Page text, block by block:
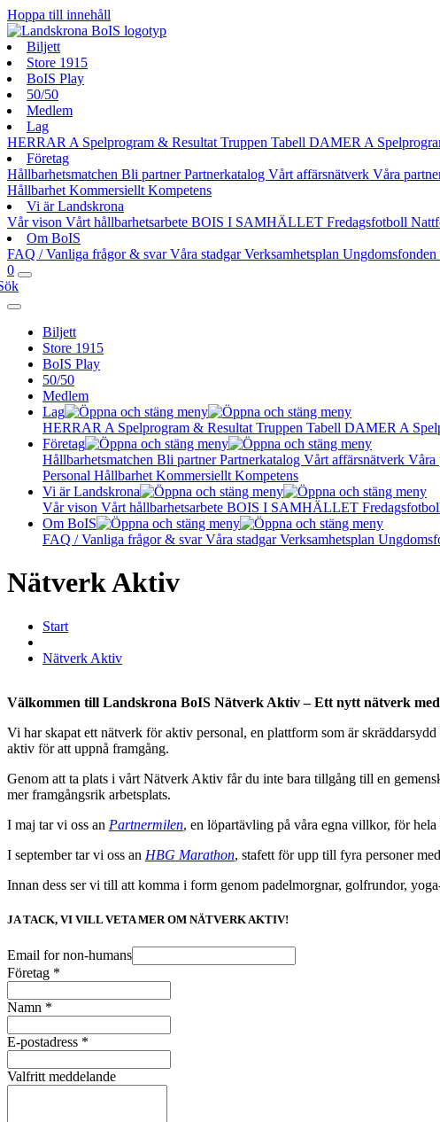
Hoppa till innehåll
Biljett
Store 1915
BoIS Play
50/50
Medlem
Lag
HERRAR A Spelprogram & Resultat Truppen Tabell DAMER A
Företag
Hållbarhetsmatchen Bli partnerPartnerkatalog Vårt affärsnätverk Våra
Hållbarhet Kommersiellt Kompetens
Vi är Landskrona
Vår vison Vårt hållbarhetsarbete BOIS I SAMHÄLLET Fredagsfotboll
Om BoIS
FAQ / Vanliga frågor & svarVåra stadgarVerksamhetsplan Ungdomsfonden
0
Biljett
Store 1915
BoIS Play
50/50
Medlem
Lag
HERRAR A Spelprogram & Resultat Truppen Tabell DAMER A
Företag
Hållbarhetsmatchen Bli partnerPartnerkatalog Vårt affärsnätverk Våra
Personal Hållbarhet Kommersiellt Kompetens
Vi är Landskrona
Vår vison Vårt hållbarhetsarbete BOIS I SAMHÄLLET
Om BoIS
FAQ / Vanliga frågor & svarVåra stadgarVerksamhetsplan
Nätverk Aktiv
Start
Nätverk Aktiv
Välkommen till Landskrona BoIS Nätverk Aktiv – Ett nytt nätverk
Vi har skapat ett nätverk för aktiv personal, en plattform som är
aktiv för att uppnå framgång.
Genom att ta plats i vårt Nätverk Aktiv får du inte bara tillgång till en
mer framgångsrik arbetsplats.
I maj tar vi oss an Partnermilen, en löpartävling på våra egna villkor, för
I september tar vi oss an HBG Marathon, stafett för upp till fyra personer
Innan dess ser vi till att komma i form genom padelmorgnar, golfrundor,
JA TACK, VI VILL VETA MER OM NÄTVERK AKTIV!
Email for non-humans
Företag *
Namn *
E-postadress *
Valfritt meddelande